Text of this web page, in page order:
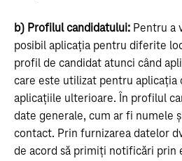
b) Profilul candidatului: Pentru a
posibil aplicația pentru diferite
profil de candidat atunci când
care este utilizat pentru aplicația
aplicațiile ulterioare. În profilul
date generale, cum ar fi numele
contact. Prin furnizarea datelor
de acord să primiți notificări prin